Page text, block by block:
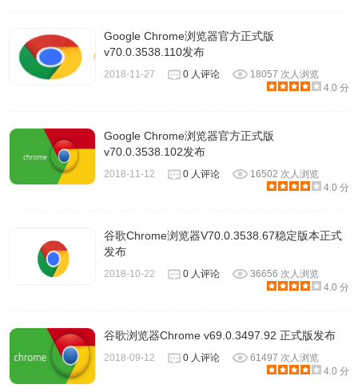
Google Chrome浏览器官方正式版
v70.0.3538.110发布
2018-11-27 0 人评论
18057 次人浏览
4.0 分
Google Chrome浏览器官方正式版
v70.0.3538.102发布
2018-11-12 0 人评论
16502 次人浏览
4.0 分
谷歌Chrome浏览器V70.0.3538.67稳定版本正式
发布
2018-10-22 0 人评论
36656 次人浏览
4.0 分
谷歌浏览器Chrome v69.0.3497.92 正式版发布
2018-09-12 0 人评论
61497 次人浏览
4.0 分